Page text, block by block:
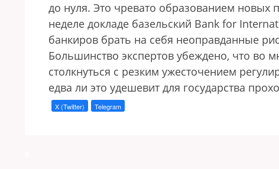
до нуля. Это чревато образованием
неделе докладе базельский Bank for
банкиров брать на себя неоправданные
Большинство экспертов убеждено, что во
столкнуться с резким ужесточением
едва ли это удешевит для государства
X (Twitter) Telegram